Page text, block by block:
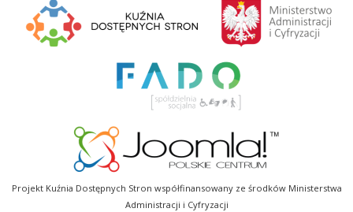
Projekt Kuźnia Dostępnych Stron współfinansowany ze środków Ministerstwa
Administracji i Cyfryzacji